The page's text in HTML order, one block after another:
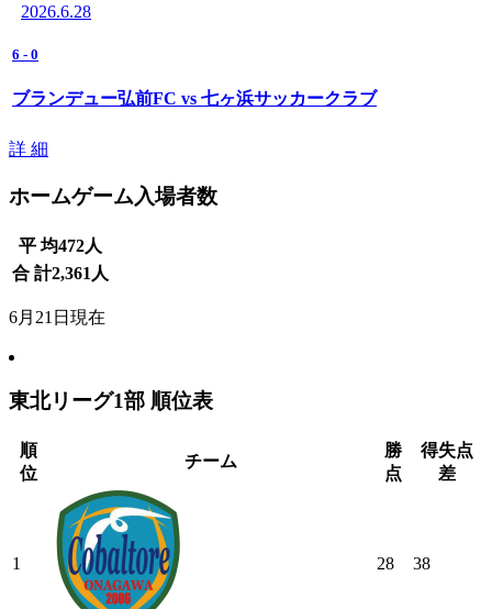
2026.6.28
6 - 0
ブランデュー弘前FC vs 七ヶ浜サッカークラブ
詳 細
ホームゲーム入場者数
平 均472人
合 計2,361 人
6月21日現在
東北リーグ1部 順位表
順
位
チーム
勝
点
得失点
差
1 28 38